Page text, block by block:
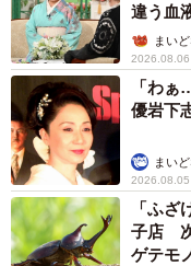
違う血
屋】まい
2026.08.06
「わ
優岩下
まい
2026.08.05
「ふ
子店
ゲテモ